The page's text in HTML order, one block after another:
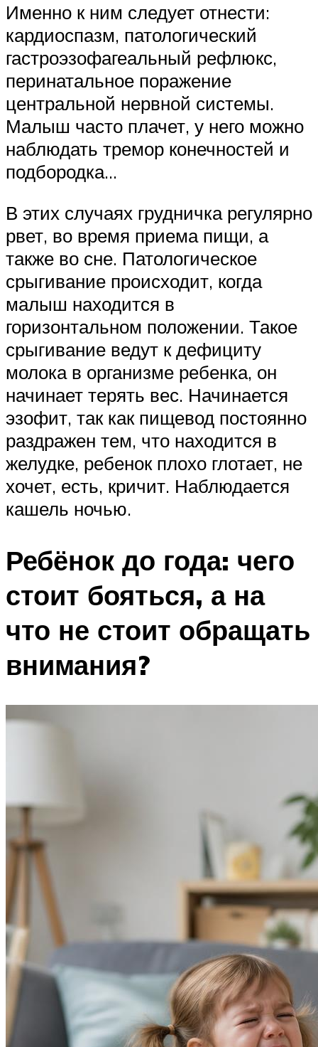
Именно к ним следует отнести:
кардиоспазм, патологический
гастроэзофагеальный рефлюкс,
перинатальное поражение
центральной нервной системы.
Малыш часто плачет, у него можно
наблюдать тремор конечностей и
подбородка…
В этих случаях грудничка регулярно
рвет, во время приема пищи, а
также во сне. Патологическое
срыгивание происходит, когда
малыш находится в
горизонтальном положении. Такое
срыгивание ведут к дефициту
молока в организме ребенка, он
начинает терять вес. Начинается
эзофит, так как пищевод постоянно
раздражен тем, что находится в
желудке, ребенок плохо глотает, не
хочет, есть, кричит. Наблюдается
кашель ночью.
Ребёнок до года: чего
стоит бояться, а на
что не стоит обращать
внимания?